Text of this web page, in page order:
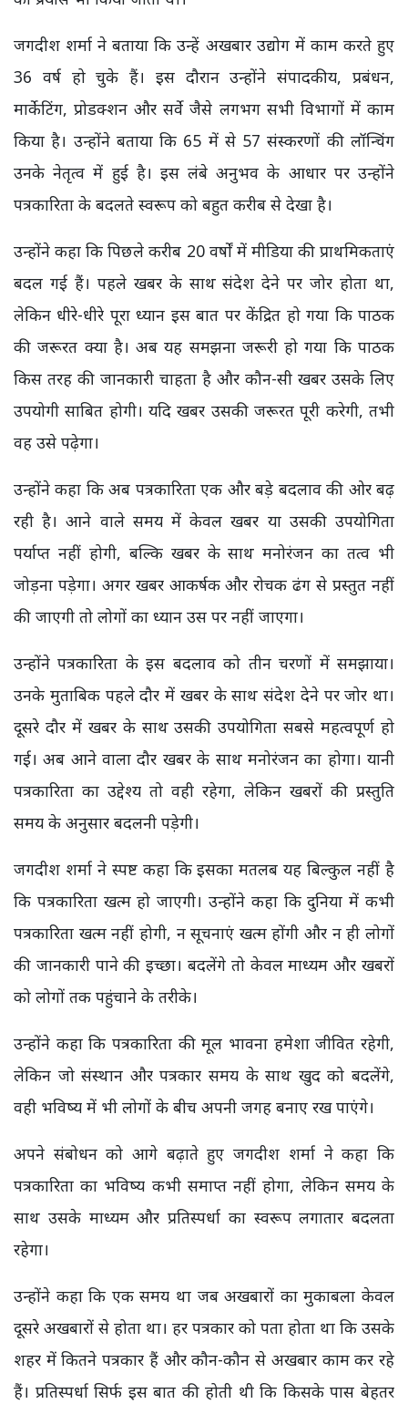
जगदीश शर्मा ने बताया कि उन्हें अखबार उद्योग में काम करते हुए
36 वर्ष हो चुके हैं। इस दौरान उन्होंने संपादकीय, प्रबंधन,
मार्केटिंग, प्रोडक्शन और सर्वे जैसे लगभग सभी विभागों में काम
किया है। उन्होंने बताया कि 65 में से 57 संस्करणों की लॉन्चिंग
उनके नेतृत्व में हुई है। इस लंबे अनुभव के आधार पर उन्होंने
पत्रकारिता के बदलते स्वरूप को बहुत करीब से देखा है।
उन्होंने कहा कि पिछले करीब 20 वर्षों में मीडिया की प्राथमिकताएं
बदल गई हैं। पहले खबर के साथ संदेश देने पर जोर होता था,
लेकिन धीरे-धीरे पूरा ध्यान इस बात पर केंद्रित हो गया कि पाठक
की जरूरत क्या है। अब यह समझना जरूरी हो गया कि पाठक
किस तरह की जानकारी चाहता है और कौन-सी खबर उसके लिए
उपयोगी साबित होगी। यदि खबर उसकी जरूरत पूरी करेगी, तभी
वह उसे पढ़ेगा।
उन्होंने कहा कि अब पत्रकारिता एक और बड़े बदलाव की ओर बढ़
रही है। आने वाले समय में केवल खबर या उसकी उपयोगिता
पर्याप्त नहीं होगी, बल्कि खबर के साथ मनोरंजन का तत्व भी
जोड़ना पड़ेगा। अगर खबर आकर्षक और रोचक ढंग से प्रस्तुत नहीं
की जाएगी तो लोगों का ध्यान उस पर नहीं जाएगा।
उन्होंने पत्रकारिता के इस बदलाव को तीन चरणों में समझाया।
उनके मुताबिक पहले दौर में खबर के साथ संदेश देने पर जोर था।
दूसरे दौर में खबर के साथ उसकी उपयोगिता सबसे महत्वपूर्ण हो
गई। अब आने वाला दौर खबर के साथ मनोरंजन का होगा। यानी
पत्रकारिता का उद्देश्य तो वही रहेगा, लेकिन खबरों की प्रस्तुति
समय के अनुसार बदलनी पड़ेगी।
जगदीश शर्मा ने स्पष्ट कहा कि इसका मतलब यह बिल्कुल नहीं है
कि पत्रकारिता खत्म हो जाएगी। उन्होंने कहा कि दुनिया में कभी
पत्रकारिता खत्म नहीं होगी, न सूचनाएं खत्म होंगी और न ही लोगों
की जानकारी पाने की इच्छा। बदलेंगे तो केवल माध्यम और खबरों
को लोगों तक पहुंचाने के तरीके।
उन्होंने कहा कि पत्रकारिता की मूल भावना हमेशा जीवित रहेगी,
लेकिन जो संस्थान और पत्रकार समय के साथ खुद को बदलेंगे,
वही भविष्य में भी लोगों के बीच अपनी जगह बनाए रख पाएंगे।
अपने संबोधन को आगे बढ़ाते हुए जगदीश शर्मा ने कहा कि
पत्रकारिता का भविष्य कभी समाप्त नहीं होगा, लेकिन समय के
साथ उसके माध्यम और प्रतिस्पर्धा का स्वरूप लगातार बदलता
रहेगा।
उन्होंने कहा कि एक समय था जब अखबारों का मुकाबला केवल
दूसरे अखबारों से होता था। हर पत्रकार को पता होता था कि उसके
शहर में कितने पत्रकार हैं और कौन-कौन से अखबार काम कर रहे
हैं। प्रतिस्पर्धा सिर्फ इस बात की होती थी कि किसके पास बेहतर